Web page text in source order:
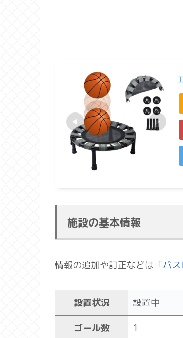
施設の基本情報
情報の追加や訂正などは 「バ
設置状況 設置中
ゴール数 1